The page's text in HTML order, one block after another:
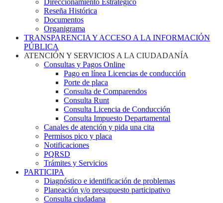
Direccionamiento Estratégico
Reseña Histórica
Documentos
Organigrama
TRANSPARENCIA Y ACCESO A LA INFORMACIÓN
PÚBLICA
ATENCIÓN Y SERVICIOS A LA CIUDADANÍA
Consultas y Pagos Online
Pago en línea Licencias de conducción
Porte de placa
Consulta de Comparendos
Consulta Runt
Consulta Licencia de Conducción
Consulta Impuesto Departamental
Canales de atención y pida una cita
Permisos pico y placa
Notificaciones
PQRSD
Trámites y Servicios
PARTICIPA
Diagnóstico e identificación de problemas
Planeación y/o presupuesto participativo​
Consulta ciudadana